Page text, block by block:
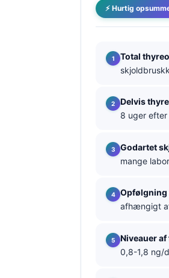
⚡ Hurtig
Total
Delvis
8 uger efter
Godartet
mange
afhængigt
Niveauer af
0,8-1,8 ng/